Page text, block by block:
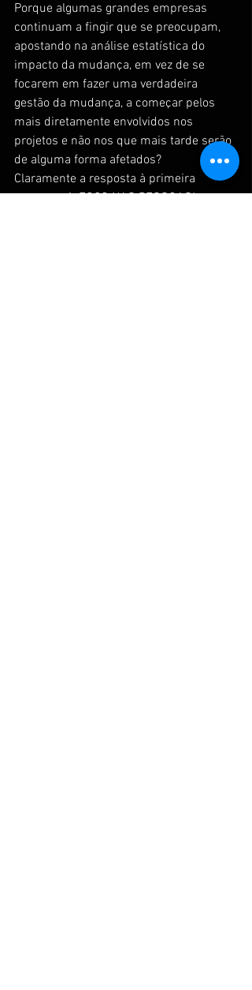
Porque algumas grandes empresas
continuam a fingir que se preocupam,
apostando na análise estatística do
impacto da mudança, em vez de se
focarem em fazer uma verdadeira
gestão da mudança, a começar pelos
mais diretamente envolvidos nos
projetos e não nos que mais tarde serão
de alguma forma afetados?
Claramente a resposta à primeira
pergunta é: FOCO NAS PESSOAS!